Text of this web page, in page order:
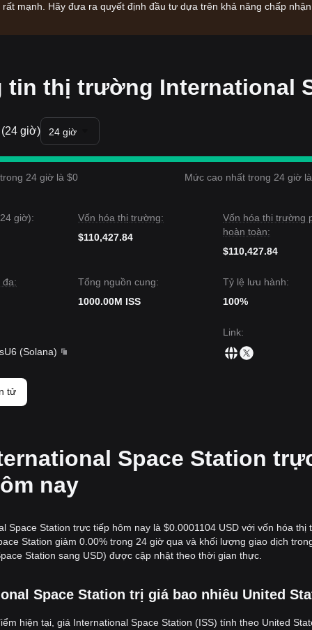
mạnh. Hãy đưa ra quyết định đầu tư dựa trên khả năng chấp nhận
tin thị trường International
(24 giờ) 24 giờ
24 giờ là $0 Mức cao nhất trong 24 giờ
giờ):
Vốn hóa thị trường:
$110,427.84
Vốn hóa thị trường
hoàn toàn:
$110,427.84
đa:
Tổng nguồn cung:
1000.00M ISS
Tỷ lệ lưu hành:
100%
(Solana)
Link:
tử
Space Station
nay
Space Station trực tiếp hôm nay là $0.0001104 USD với vốn hóa
Station giảm 0.00% trong 24 giờ qua và khối lượng giao dịch
Station sang USD) được cập nhật theo thời gian thực.
Space Station trị giá bao nhiêu United
hiện tại, giá International Space Station (ISS) tính theo United